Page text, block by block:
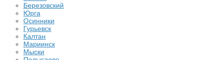
Березовский
Юрга
Осинники
Гурьевск
Калтан
Мариинск
Мыски